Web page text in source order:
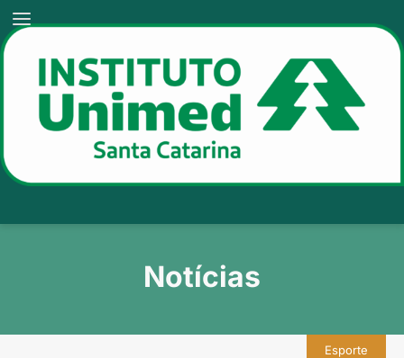
Notícias
Esporte